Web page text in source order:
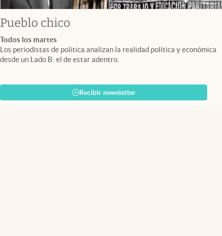
Pueblo chico
Todos los martes
Los periodistas de política analizan la realidad política y económica
desde un Lado B: el de estar adentro.
Recibir newsletter